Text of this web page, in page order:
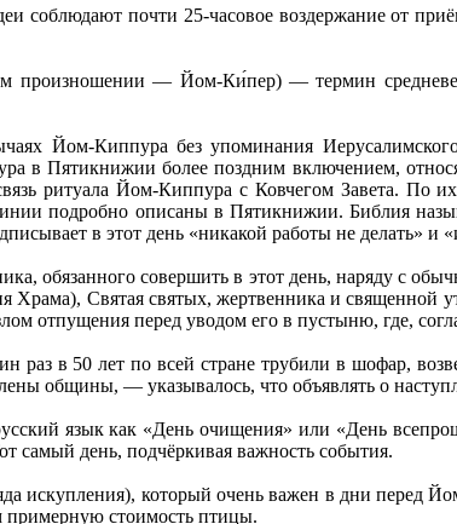
соблюдают почти 25-часовое воздержание от
произношении — Йом-Ки́пер) — термин
Йом-Киппура без упоминания
в Пятикнижии более поздним включением,
ритуала Йом-Киппура с Ковчегом Завета. По
подробно описаны в Пятикнижии. Библия
в этот день «никакой работы не делать»
обязанного совершить в этот день, наряду с
Храма), Святая святых, жертвенника и священной
отпущения перед уводом его в пустыню, где,
раз в 50 лет по всей стране трубили в шофар,
общины, — указывалось, что объявлять о
язык как «День очищения» или «День
самый день, подчёркивая важность события.
искупления), который очень важен в дни
примерную стоимость птицы.